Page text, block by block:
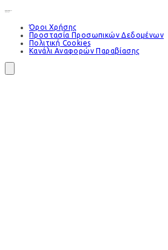
Όροι Χρήσης
Προστασία Προσωπικών Δεδομένων
Πολιτική Cookies
Κανάλι Αναφορών Παραβίασης